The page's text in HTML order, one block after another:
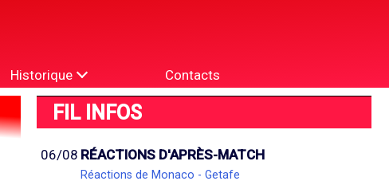
Historique Contacts
FIL INFOS
06/08 RÉACTIONS D'APRÈS-MATCH
Réactions de Monaco - Getafe